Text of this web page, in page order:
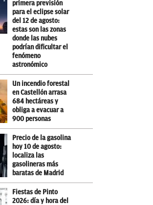
primera previsión
para el eclipse solar
del 12 de agosto:
estas son las zonas
donde las nubes
podrían dificultar el
fenómeno
astronómico
Un incendio forestal
en Castellón arrasa
684 hectáreas y
obliga a evacuar a
900 personas
Precio de la gasolina
hoy 10 de agosto:
localiza las
gasolineras más
baratas de Madrid
Fiestas de Pinto
2026: día y hora del